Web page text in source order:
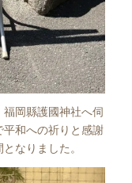
岡縣護國神社へ伺
和への祈りと感謝
なりました。